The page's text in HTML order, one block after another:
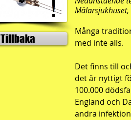
Tillbaka
Många
med inte alls.
Det finns till
det är nyttigt
100.000
England och
andra